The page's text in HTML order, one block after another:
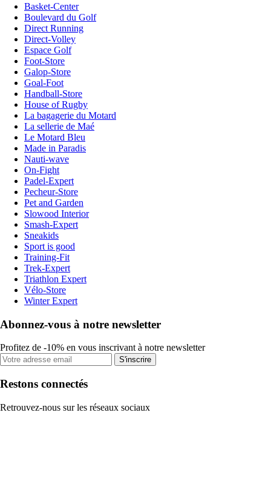
Basket-Center
Boulevard du Golf
Direct Running
Direct-Volley
Espace Golf
Foot-Store
Galop-Store
Goal-Foot
Handball-Store
House of Rugby
La bagagerie du Motard
La sellerie de Maé
Le Motard Bleu
Made in Paradis
Nauti-wave
On-Fight
Padel-Expert
Pecheur-Store
Pet and Garden
Slowood Interior
Smash-Expert
Sneakids
Sport is good
Training-Fit
Trek-Expert
Triathlon Expert
Vélo-Store
Winter Expert
Abonnez-vous à notre newsletter
Profitez de -10% en vous inscrivant à notre newsletter
S'inscrire
Restons connectés
Retrouvez-nous sur les réseaux sociaux